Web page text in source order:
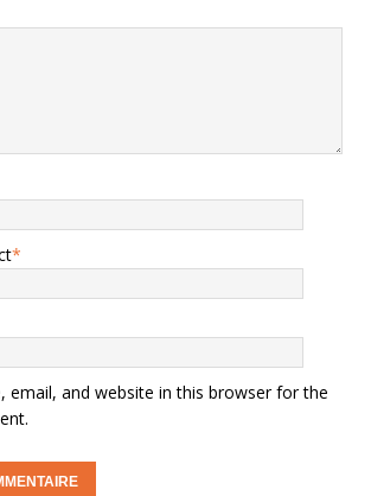
*
email, and website in this browser for the